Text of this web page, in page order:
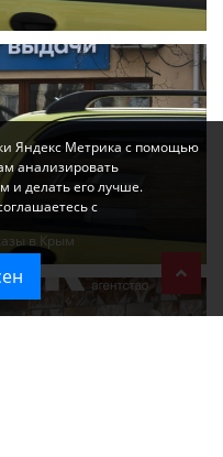
в Крым
Яндекс Метрика с помощью
анализировать
и делать его лучше.
с